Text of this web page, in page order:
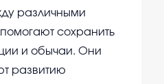
различными
сохранить
и обычаи. Они
развитию